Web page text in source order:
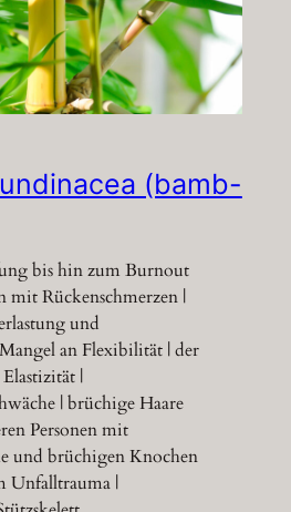
(bamb-
bis hin zum Burnout
Rückenschmerzen |
und
an Flexibilität | der
|
| brüchige Haare
Personen mit
und brüchigen Knochen
Unfalltrauma |